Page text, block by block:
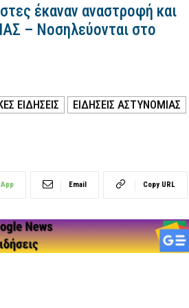
έκαναν αναστροφή και
– Νοσηλεύονται στο
ΕΙΔΗΣΕΙΣ
ΕΙΔΗΣΕΙΣ ΑΣΤΥΝΟΜΙΑΣ
Email Copy URL